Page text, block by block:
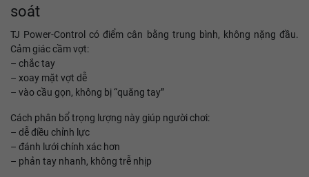
soát
TJ Power-Control có điểm cân bằng trung bình, không nặng đầu.
Cảm giác cầm vợt:
– chắc tay
– xoay mặt vợt dễ
– vào cầu gọn, không bị “quăng tay”
Cách phân bổ trọng lượng này giúp người chơi:
– dễ điều chỉnh lực
– đánh lưới chính xác hơn
– phản tay nhanh, không trễ nhịp